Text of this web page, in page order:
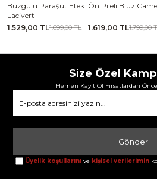
Büzgülü Paraşüt Etek
Lacivert
1.529,00 TL1.699,00 TL
Ön Pileli Bluz
1.619,00 TL1.799,00
Size Özel
Hemen Kayıt Ol Fırsatlardan
Gönder
Üyelik koşullarını ve kişisel verilerimin